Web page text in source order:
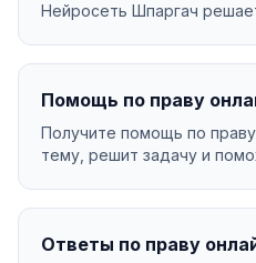
Нейросеть Шпаргач
Помощь по праву
Получите помощь по
тему, решит задачу и
Ответы по праву